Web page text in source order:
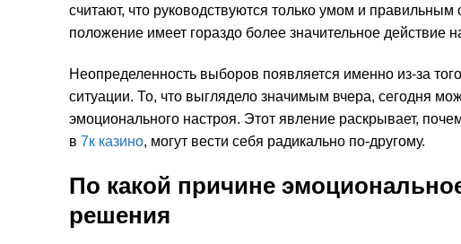
считают, что руководствуются только умом и
положение имеет гораздо более значительное
Неопределенность выборов появляется именно из-за
ситуации. То, что выглядело значимым вчера, сегодня
эмоционального настроя. Этот явление раскрывает,
в 7к казино, могут вести себя радикально по-другому.
По какой причине
решения